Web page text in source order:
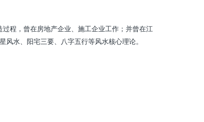
程，曾在房地产企业、施工企业工作；并曾在江
水、阳宅三要、八字五行等风水核心理论。